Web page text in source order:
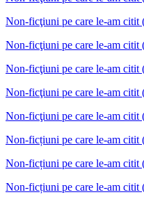
Non-ficţiuni pe care le-am citit
Non-ficţiuni pe care le-am citit
Non-ficţiuni pe care le-am citit
Non-ficţiuni pe care le-am citit
Non-ficţiuni pe care le-am citit
Non-ficțiuni pe care le-am citit
Non-ficțiuni pe care le-am citit
Non-ficțiuni pe care le-am citit